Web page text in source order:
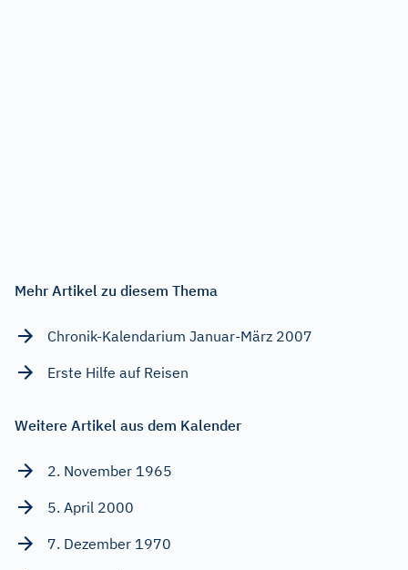
Mehr Artikel zu diesem Thema
Chronik-Kalendarium Januar-März 2007
Erste Hilfe auf Reisen
Weitere Artikel aus dem Kalender
2. November 1965
5. April 2000
7. Dezember 1970